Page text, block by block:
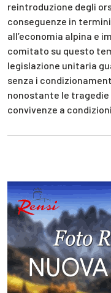
reintroduzione degli
conseguenze in
all’economia alpina e
comitato su questo
legislazione unitaria
senza i
nonostante le
convivenze a